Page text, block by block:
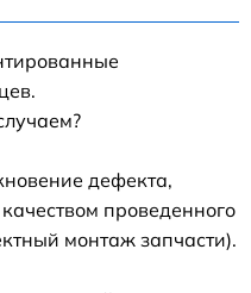
дефекта,
проведенного
монтаж запчасти).